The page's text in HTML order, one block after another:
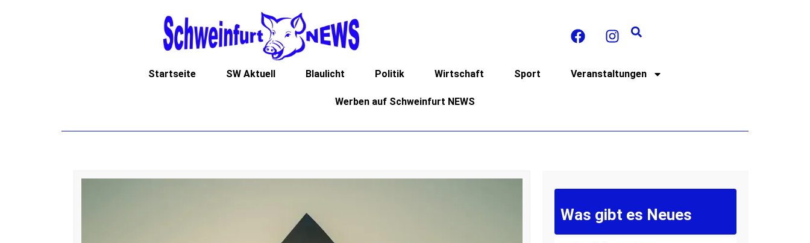
Startseite SW Aktuell Blaulicht Politik Wirtschaft Sport Veranstaltungen
Werben auf Schweinfurt NEWS
Was gibt es Neues